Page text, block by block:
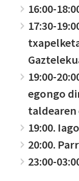
16:00-
17:30-
19:00-
egongo
19:00.
20:00.
23:00-